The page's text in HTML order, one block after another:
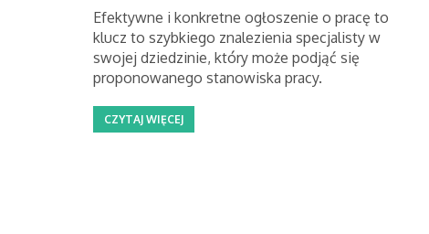
Efektywne i konkretne ogłoszenie o pracę to
klucz to szybkiego znalezienia specjalisty w
swojej dziedzinie, który może podjąć się
proponowanego stanowiska pracy.
CZYTAJ WIĘCEJ